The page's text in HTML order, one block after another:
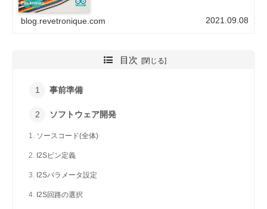
blog.revetronique.com 2021.09.08
目次
事前準備
ソフトウェア開発
ソースコード(全体)
I2Sピン定義
I2Sパラメータ設定
I2S回路の選択